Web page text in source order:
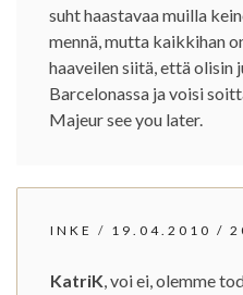
suht haastavaa muilla
mennä, mutta kaikkihan
haaveilen siitä, että olisin
Barcelonassa ja voisi
Majeur see you later.
INKE / 19.04.2010 /
KatriK, voi ei, olemme